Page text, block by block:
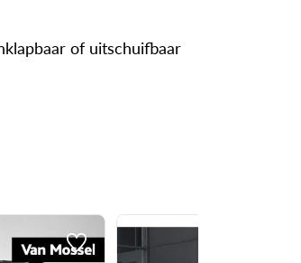
of uitschuifbaar